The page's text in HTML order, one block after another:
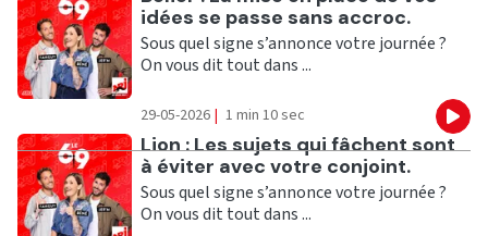
idées se passe sans accroc.
Sous quel signe s’annonce votre journée ?
On vous dit tout dans ...
29-05-2026 | 1 min 10 sec
Ecouter
Lion : Les sujets qui fâchent sont
à éviter avec votre conjoint.
Sous quel signe s’annonce votre journée ?
On vous dit tout dans ...